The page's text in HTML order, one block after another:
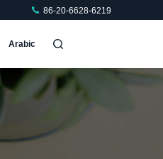
86-20-6628-6219
Arabic